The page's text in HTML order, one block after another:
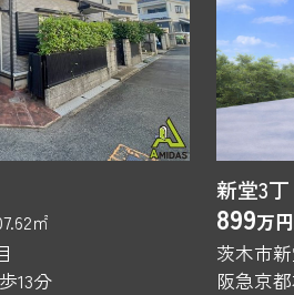
㎡
13分
新堂3
899万円
茨木市